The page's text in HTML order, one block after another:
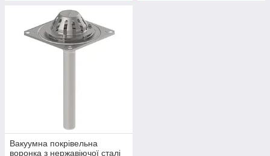
Вакуумна покрівельна
воронка з нержавіючої сталі